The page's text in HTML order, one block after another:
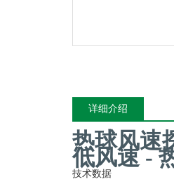
详细介绍
热球风速
低风速 -
技术数据